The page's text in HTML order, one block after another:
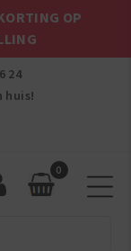
OP
24
huis!
0